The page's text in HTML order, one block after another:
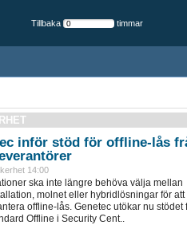
Tillbaka timmar
inför stöd för offline-lås
14:00
ska inte längre behöva välja mellan
molnet eller hybridlösningar för att
offline-lås. Genetec utökar nu stödet
Offline i Security Cent..